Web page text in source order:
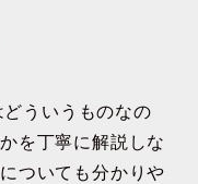
ういうものなの
を丁寧に解説しな
ついても分かりや